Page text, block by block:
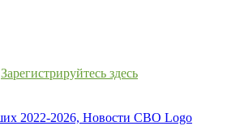
Зарегистрируйтесь здесь